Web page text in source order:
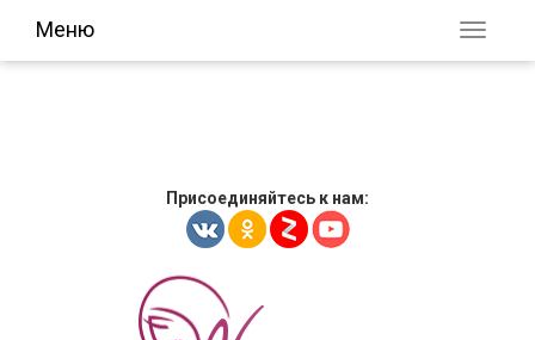
Меню
Присоединяйтесь к нам: